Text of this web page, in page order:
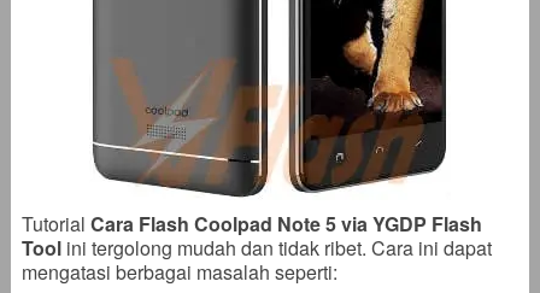
Tutorial Cara Flash Coolpad Note 5 via YGDP Flash
Toolini tergolong mudah dan tidak ribet. Cara ini dapat
mengatasi berbagai masalah seperti: